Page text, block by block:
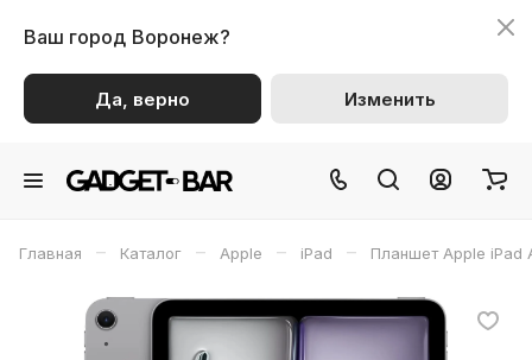
Ваш город Воронеж?
Да, верно Изменить
Главная – Каталог – Apple – iPad – Планшет Apple iPad